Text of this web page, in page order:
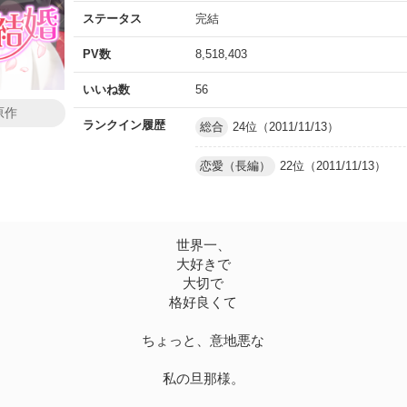
作
ステータス 完結
PV数 8,518,403
いいね数 56
ランクイン履歴 総合 24位（2011/11/13）
恋愛（長編） 22位（2011/11/13）
世界一、
大好きで
大切で
格好良くて
ちょっと、意地悪な
私の旦那様。